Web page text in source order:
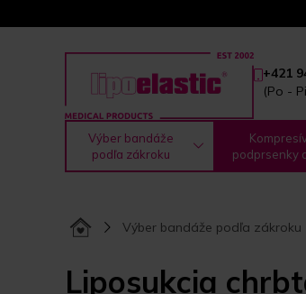
+421
(Po -
Výber bandáže
podľa zákroku
podprsenky
Výber bandáže podľa zákroku
Liposukcia